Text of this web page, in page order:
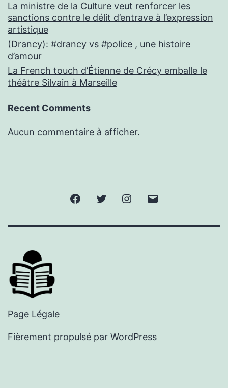
La ministre de la Culture veut renforcer les
sanctions contre le délit d’entrave à l’expression
artistique
(Drancy): #drancy vs #police , une histoire
d’amour
La French touch d’Étienne de Crécy emballe le
théâtre Silvain à Marseille
Recent Comments
Aucun commentaire à afficher.
FacebookTwitter Instagram
Page Légale
Fièrement propulsé par WordPress